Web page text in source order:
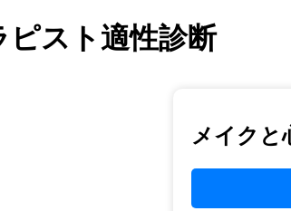
ピスト適性診断
メイクと